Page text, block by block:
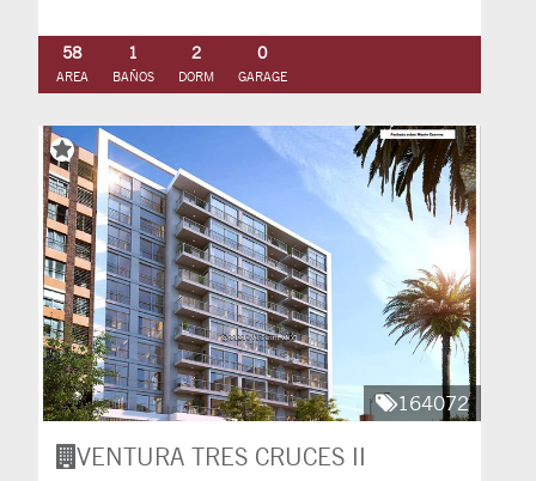
58
AREA
1
BAÑOS
2
DORM
0
GARAGE
164072
VENTURA TRES CRUCES II